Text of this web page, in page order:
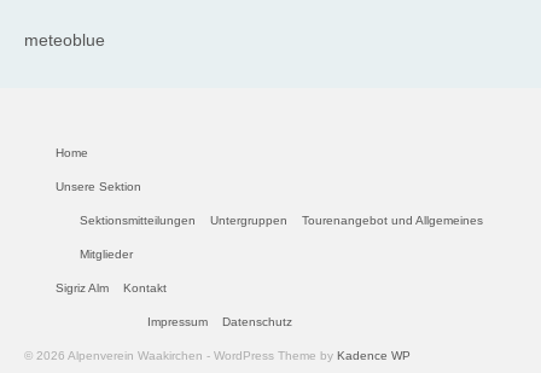
meteoblue
Home
Unsere Sektion
Sektionsmitteilungen Untergruppen Tourenangebot und Allgemeines
Mitglieder
Sigriz Alm Kontakt
Impressum Datenschutz
© 2026 Alpenverein Waakirchen - WordPress Theme by Kadence WP